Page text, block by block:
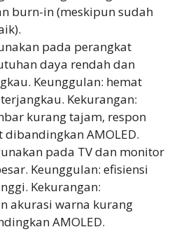
burn-in (meskipun sudah
pada perangkat
daya rendah dan
Keunggulan: hemat
Kekurangan:
kurang tajam, respon
AMOLED.
pada TV dan monitor
Keunggulan: efisiensi
Kekurangan:
akurasi warna kurang
AMOLED.